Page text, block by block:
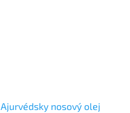
Ajurvédsky nosový olej